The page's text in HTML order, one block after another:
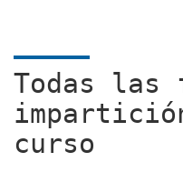
Todas las
curso